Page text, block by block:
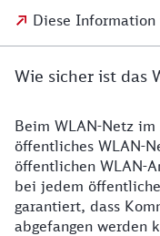
Diese
Wie sicher ist das
Beim WLAN-Netz
öffentliches WLAN-
öffentlichen WLAN-
bei jedem
garantiert, dass
abgefangen werden